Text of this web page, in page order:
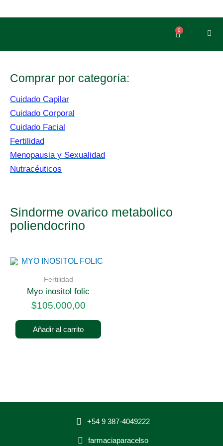
contenido
0
Carrito
Comprar por categoría:
Cuidado Capilar
Cuidado Corporal
Cuidado Facial
Fertilidad
Menopausia y Sexualidad
Nutracéuticos
Sindorme ovarico metabolico
poliendocrino
Fertilidad
myo inositol folic
$105.000,00
Añadir al carrito
+54 9 387-4049222
farmaciaparacelso